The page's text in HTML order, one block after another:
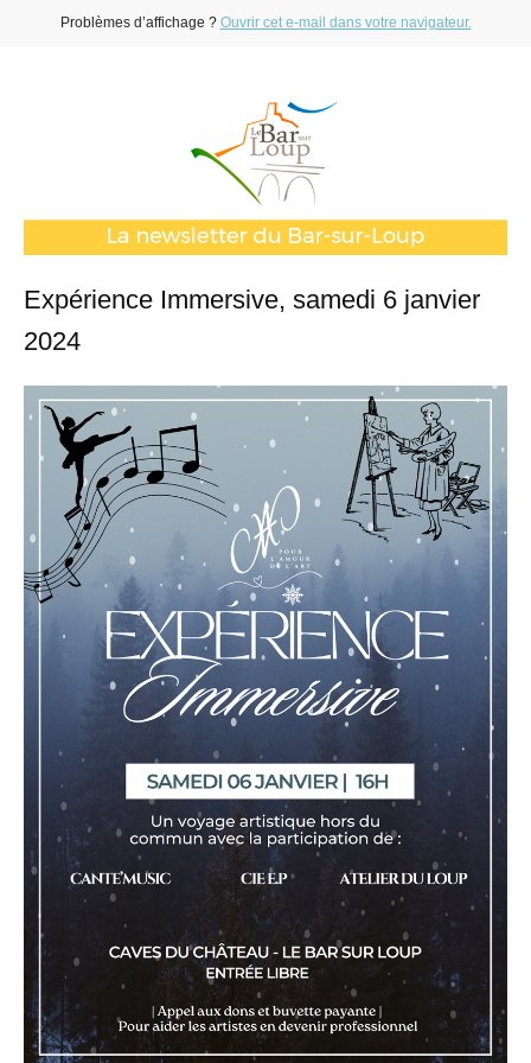
Problèmes d’affichage ? Ouvrir cet e-mail dans votre navigateur.
Expérience Immersive, samedi 6 janvier
2024